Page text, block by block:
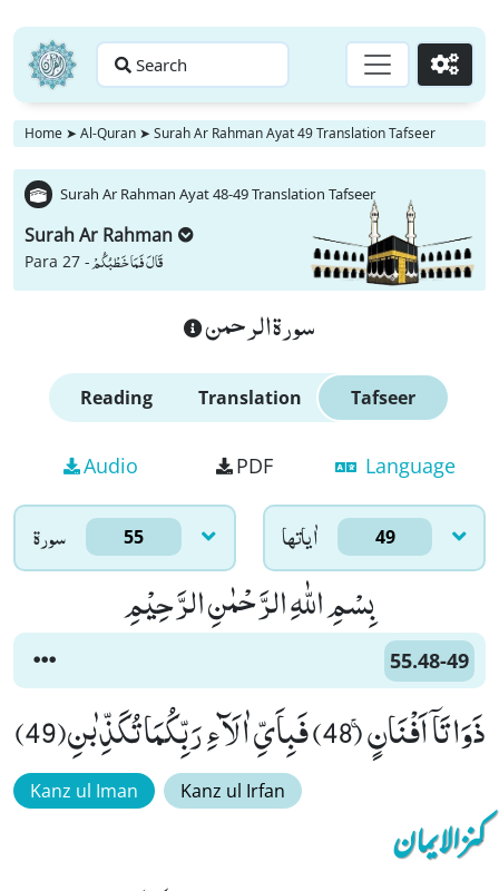
Search Go
Home ➤ Al-Quran ➤ Surah Ar Rahman Ayat 49 Translation Tafseer
Surah Ar Rahman Ayat 48-49 Translation Tafseer
Surah Ar Rahman
Para 27 -قَالَ فَمَا خَطْبُكُمْ
سورة الرحمن
Reading Translation Tafseer
Audio PDF Language
سورۃ 55 اٰياتها 49
بِسْمِ اللّٰهِ الرَّحْمٰنِ الرَّحِیْمِ
55.48-49
ذَوَاتَاۤ اَفْنَانٍۚ (48) فَبِاَیِّ اٰلَآءِ رَبِّكُمَا تُكَذِّبٰنِ(49)
Kanz ul Iman Kanz ul Irfan
کنزالایمان